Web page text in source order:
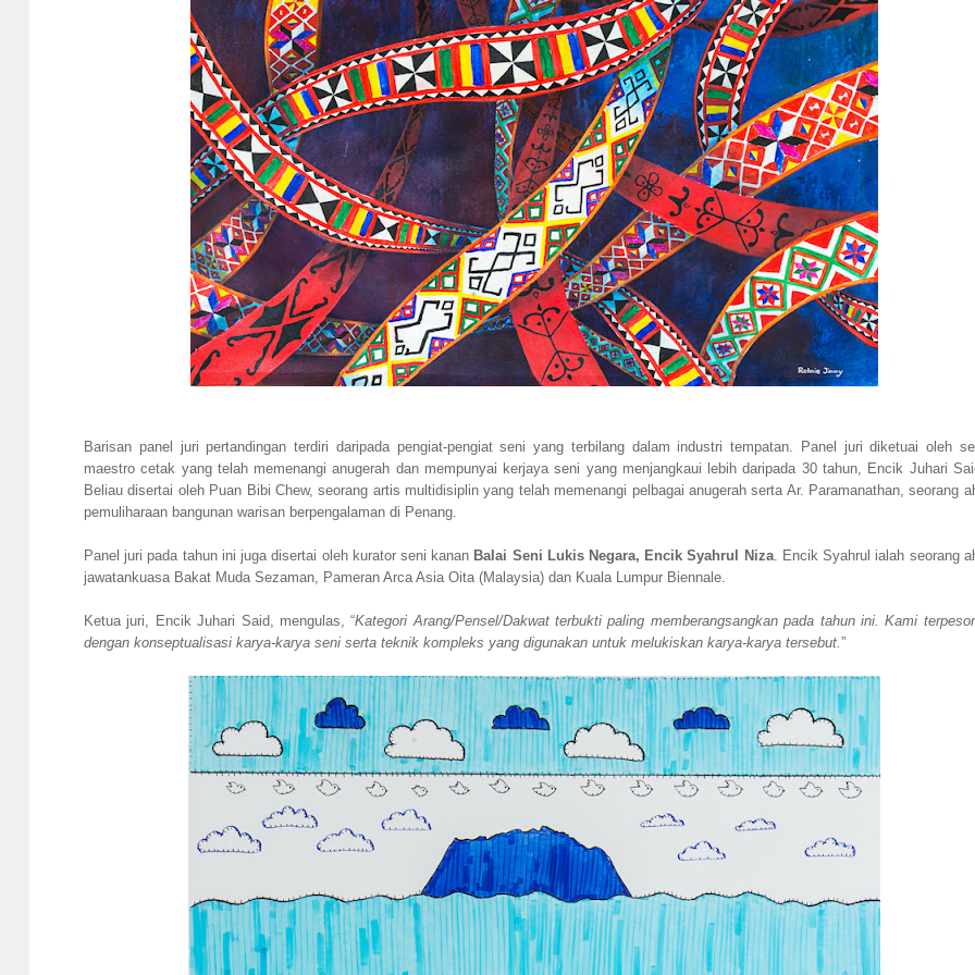
Barisan panel juri pertandingan terdiri daripada pengiat-pengiat seni yang terbilang dalam industri tempatan. Panel juri diketuai oleh
maestro cetak yang telah memenangi anugerah dan mempunyai kerjaya seni yang menjangkaui lebih daripada 30 tahun, Encik Juhari
Beliau disertai oleh Puan Bibi Chew, seorang artis multidisiplin yang telah memenangi pelbagai anugerah serta Ar. Paramanathan, seorang
pemuliharaan bangunan warisan berpengalaman di Penang.
Panel juri pada tahun ini juga disertai oleh kurator seni kanan Balai Seni Lukis Negara, Encik Syahrul Niza. Encik Syahrul ialah seorang
jawatankuasa Bakat Muda Sezaman, Pameran Arca Asia Oita (Malaysia) dan Kuala Lumpur Biennale.
Ketua juri, Encik Juhari Said, mengulas, “Kategori Arang/Pensel/Dakwat terbukti paling memberangsangkan pada tahun ini. Kami
dengan konseptualisasi karya-karya seni serta teknik kompleks yang digunakan untuk melukiskan karya-karya tersebut. ”